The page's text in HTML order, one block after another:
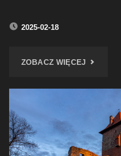
2025-02-18
ZOBACZ WIĘCEJ"POWRÓT
–